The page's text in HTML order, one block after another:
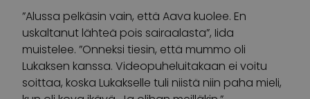
”Alussa pelkäsin vain, että Aava kuolee. En
uskaltanut lähteä pois sairaalasta”, Iida
muistelee. ”Onneksi tiesin, että mummo oli
Lukaksen kanssa. Videopuheluitakaan ei voitu
soittaa, koska Lukakselle tuli niistä niin paha mieli,